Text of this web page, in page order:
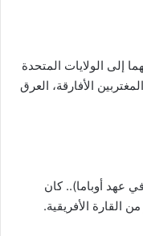
إلى الولايات المتحدة
الأفارقة، العرق
عهد أوباما).. كان
القارة الأفريقية.